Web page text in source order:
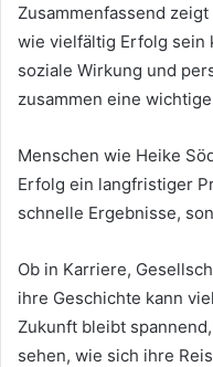
Zusammenfassend
wie vielfältig Erfolg sein
soziale Wirkung und
zusammen eine
Menschen wie Heike
Erfolg ein langfristiger
schnelle Ergebnisse,
Ob in Karriere,
ihre Geschichte kann
Zukunft bleibt
sehen, wie sich ihre